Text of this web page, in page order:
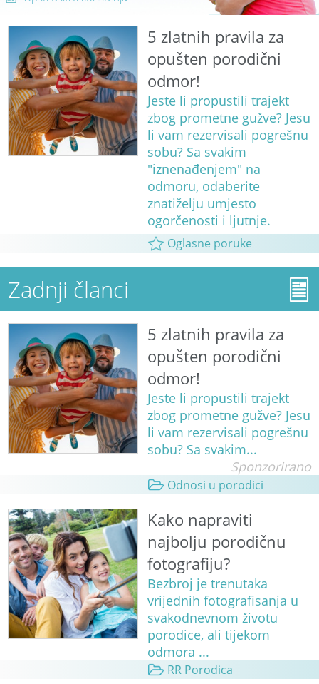
5 zlatnih pravila za
opušten porodični
odmor!
Jeste li propustili trajekt
zbog prometne gužve? Jesu
li vam rezervisali pogrešnu
sobu? Sa svakim
"iznenađenjem" na
odmoru, odaberite
znatiželju umjesto
ogorčenosti i ljutnje.
Oglasne poruke
Zadnji članci
5 zlatnih pravila za
opušten porodični
odmor!
Jeste li propustili trajekt
zbog prometne gužve? Jesu
li vam rezervisali pogrešnu
sobu? Sa svakim...
Sponzorirano
Odnosi u porodici
Kako napraviti
najbolju porodičnu
fotografiju?
Bezbroj je trenutaka
vrijednih fotografisanja u
svakodnevnom životu
porodice, ali tijekom
odmora ...
RR Porodica